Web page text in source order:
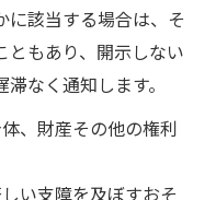
に該当する場合は、そ
ともあり、開示しない
なく通知します。
、財産その他の権利
い支障を及ぼすおそ